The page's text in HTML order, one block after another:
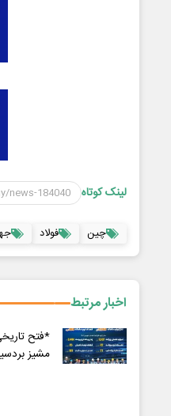
لینک کوتاه
چین فولاد
اخبار مرتبط
*فتح
مشیز